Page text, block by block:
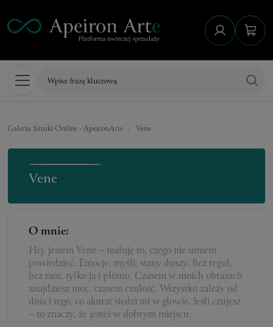
Galeria Sztuki Online - ApeironArte Vene
Vene
O mnie:
Hej, jestem Vene – maluję to, czego nie umiem
powiedzieć. Emocje, myśli, stany duszy. Bez reguł,
bez ram, tylko ja i płótno. Czasem w moich obrazach
znajdziesz moc, czasem czułość. Wszystko zależy od
dnia i tego, co akurat siedzi mi w głowie. Jeśli czujesz
– to znaczy, że jesteś w dobrym miejscu.